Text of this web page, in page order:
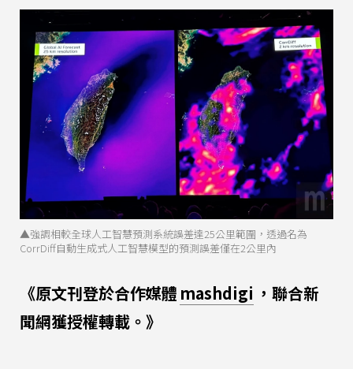
▲強調相較全球人工智慧預測系統誤差達25公里範圍，透過名為
CorrDiff自動生成式人工智慧模型的預測誤差僅在2公里內
《原文刊登於合作媒體 mashdigi ，聯合新
聞網獲授權轉載。》